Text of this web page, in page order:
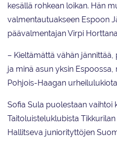
kesällä rohkean loikan. Hän
valmentautuakseen Espoon
päävalmentajan Virpi
– Kieltämättä vähän
ja minä asun yksin
Pohjois-Haagan
Sofia Sula puolestaan
Taitoluisteluklubista
Hallitseva juniorityttöjen